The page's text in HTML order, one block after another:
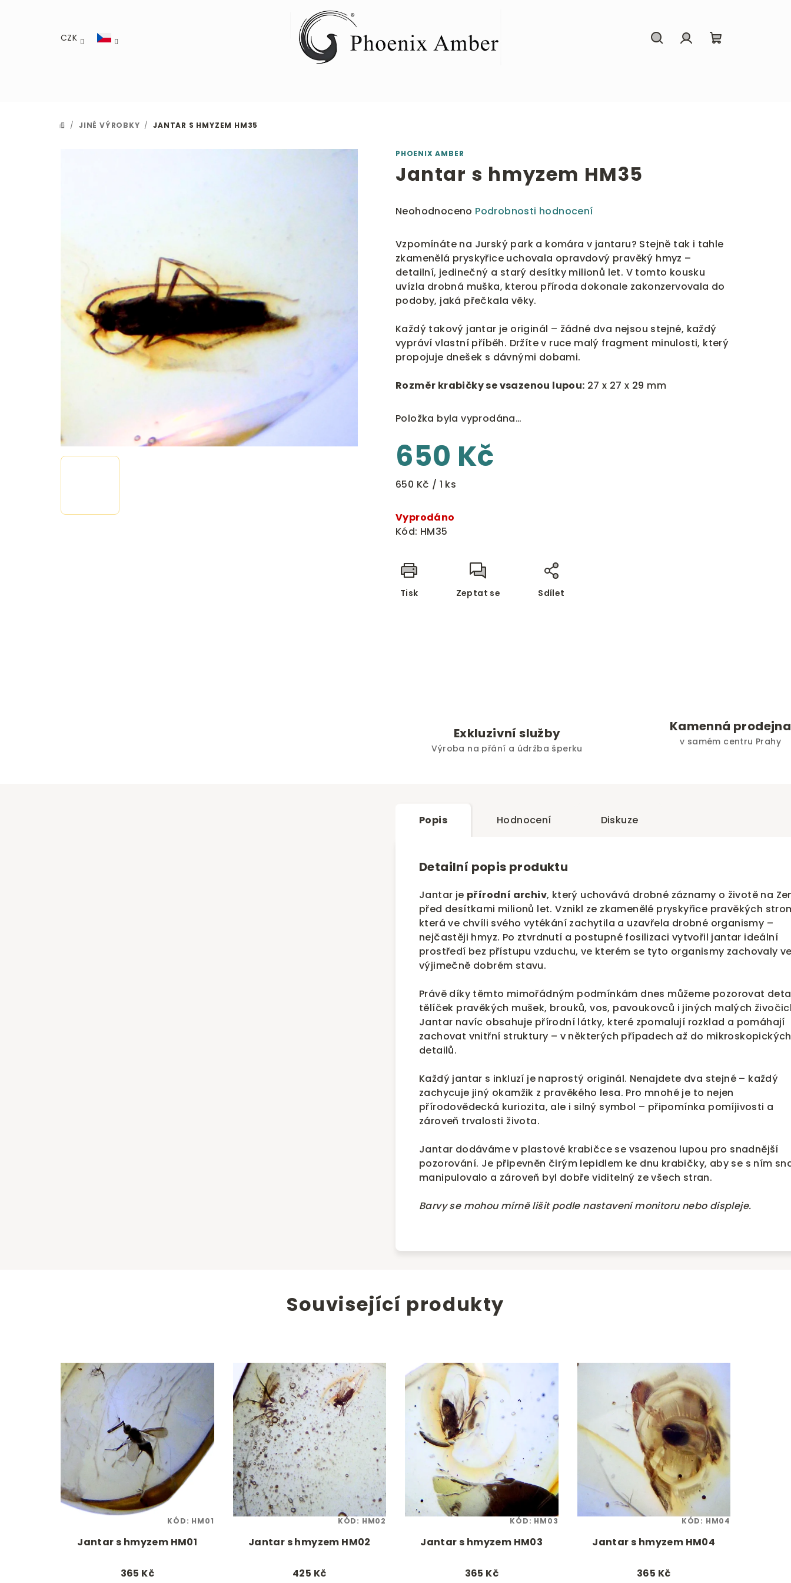
CZK
DOMŮ
/ JINÉ VÝROBKY / JANTAR S HMYZEM HM35
PHOENIX AMBER
Jantar s hmyzem HM35
Průměrné
produktu
je
0,0
z
5
hvězdiček.
Neohodnoceno Podrobnosti hodnocení
Vzpomínáte na Jurský park a komára v jantaru? Stejně tak i tahle
zkamenělá pryskyřice uchovala opravdový pravěký hmyz –
detailní, jedinečný a starý desítky milionů let. V tomto kousku
uvízla drobná muška, kterou příroda dokonale zakonzervovala do
podoby, jaká přečkala věky.
Každý takový jantar je originál – žádné dva nejsou stejné, každý
vypráví vlastní příběh. Držíte v ruce malý fragment minulosti, který
propojuje dnešek s dávnými dobami.
Rozměr krabičky se vsazenou lupou: 27 x 27 x 29 mm
Položka byla vyprodána…
650 Kč
Měrná
650 Kč / 1 ks
Vyprodáno
Kód: HM35
Tisk Zeptat se Sdílet
Exkluzivní služby
Výroba na přání a údržba šperku
Kamenná prodejna
v samém centru Prahy
Popis Hodnocení Diskuze
Detailní popis produktu
Jantar je přírodní archiv, který uchovává drobné záznamy o životě na
před desítkami milionů let. Vznikl ze zkamenělé pryskyřice pravěkých
která ve chvíli svého vytékání zachytila a uzavřela drobné organismy –
nejčastěji hmyz. Po ztvrdnutí a postupné fosilizaci vytvořil jantar ideální
prostředí bez přístupu vzduchu, ve kterém se tyto organismy zachovaly
výjimečně dobrém stavu.
Právě díky těmto mimořádným podmínkám dnes můžeme pozorovat
tělíček pravěkých mušek, brouků, vos, pavoukovců i jiných malých
Jantar navíc obsahuje přírodní látky, které zpomalují rozklad a pomáhají
zachovat vnitřní struktury – v některých případech až do mikroskopických
detailů.
Každý jantar s inkluzí je naprostý originál. Nenajdete dva stejné – každý
zachycuje jiný okamžik z pravěkého lesa. Pro mnohé je to nejen
přírodovědecká kuriozita, ale i silný symbol – připomínka pomíjivosti a
zároveň trvalosti života.
Jantar dodáváme v plastové krabičce se vsazenou lupou pro snadnější
pozorování. Je připevněn čirým lepidlem ke dnu krabičky, aby se s ním
manipulovalo a zároveň byl dobře viditelný ze všech stran.
Barvy se mohou mírně lišit podle nastavení monitoru nebo displeje.
Související produkty
Jantar s hmyzem HM01
365 Kč
KÓD: HM01
Jantar s hmyzem HM02
425 Kč
KÓD: HM02
Jantar s hmyzem HM03
365 Kč
KÓD: HM03
Jantar s hmyzem HM04
365 Kč
KÓD: HM04